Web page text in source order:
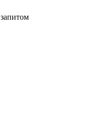
запитом